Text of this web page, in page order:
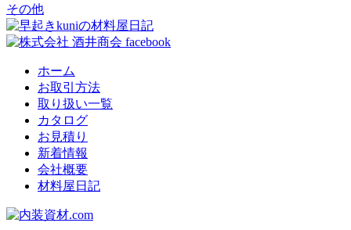
その他
ホーム
お取引方法
取り扱い一覧
カタログ
お見積り
新着情報
会社概要
材料屋日記